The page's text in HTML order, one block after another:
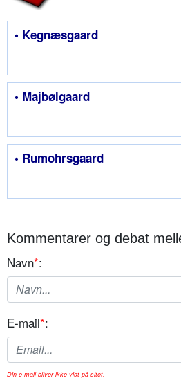
• Kegnæsgaard
• Majbølgaard
• Rumohrsgaard
Kommentarer og debat
Navn*:
E-mail*:
Din e-mail bliver ikke vist på sitet.